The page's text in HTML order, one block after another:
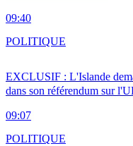
09:40
EXCLUSIF : L'Islande
dans son référendum sur
09:07
POLITIQUE
POLITIQUE